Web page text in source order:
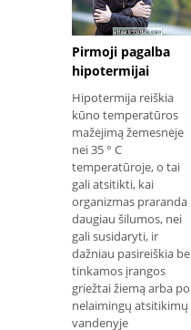
Pirmoji pagalba
hipotermijai
Hipotermija reiškia
kūno temperatūros
mažėjimą žemesnėje
nei 35 ° C
temperatūroje, o tai
gali atsitikti, kai
organizmas praranda
daugiau šilumos, nei
gali susidaryti, ir
dažniau pasireiškia be
tinkamos įrangos
griežtai žiemą arba po
nelaimingų atsitikimų
vandenyje